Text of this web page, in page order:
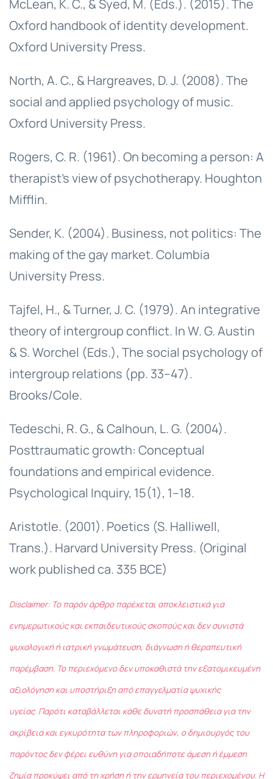
McLean, K. C., & Syed, M. (Eds.). (2015). The
Oxford handbook of identity development.
Oxford University Press.
North, A. C., & Hargreaves, D. J. (2008). The
social and applied psychology of music.
Oxford University Press.
Rogers, C. R. (1961). On becoming a person: A
therapist’s view of psychotherapy. Houghton
Mifflin.
Sender, K. (2004). Business, not politics: The
making of the gay market. Columbia
University Press.
Tajfel, H., & Turner, J. C. (1979). An integrative
theory of intergroup conflict. In W. G. Austin
& S. Worchel (Eds.), The social psychology of
intergroup relations (pp. 33–47).
Brooks/Cole.
Tedeschi, R. G., & Calhoun, L. G. (2004).
Posttraumatic growth: Conceptual
foundations and empirical evidence.
Psychological Inquiry, 15(1), 1–18.
Aristotle. (2001). Poetics (S. Halliwell,
Trans.). Harvard University Press. (Original
work published ca. 335 BCE)
Disclaimer: Το παρόν άρθρο παρέχεται αποκλειστικά για
ενημερωτικούς και εκπαιδευτικούς σκοπούς και δεν συνιστά
ψυχολογική ή ιατρική γνωμάτευση, διάγνωση ή θεραπευτική
παρέμβαση. Το περιεχόμενο δεν υποκαθιστά την εξατομικευμένη
αξιολόγηση και υποστήριξη από επαγγελματία ψυχικής
υγείας. Παρότι καταβάλλεται κάθε δυνατή προσπάθεια για την
ακρίβεια και εγκυρότητα των πληροφοριών, ο δημιουργός του
παρόντος δεν φέρει ευθύνη για οποιαδήποτε άμεση ή έμμεση
ζημία προκύψει από τη χρήση ή την ερμηνεία του περιεχομένου. Η